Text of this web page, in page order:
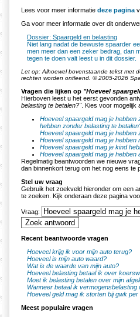
Lees voor meer informatie deze pagina
Ga voor meer informatie over dit
Dossier: Spaargeld en belasting
Niet lang nadat de bewuste spaarder
men meer dan een zeker bedrag, dan
tegen te doen valt leest u in dit dossier.
Let op: Alhoewel bovenstaande tekst met
rechten worden ontleend. © 2005-2026
Vragen die lijken op "Hoeveel
Hierboven leest u het eerst gevonden
belasting te betalen?". Kies voor mogelijk
Hoeveel spaargeld mag je
hebben zonder belasting te
Hoeveel spaargeld mag je hebben
Hoeveel spaargeld mag je hebben
Hoeveel spaargeld mag je kind
Hoeveel spaargeld mag je hebben
Regelmatig beantwoorden we nieuwe
dan binnenkort terug om het nog eens te
Stel uw vraag
Gebruik het zoekveld hieronder om een
te zoeken. Kijk onderaan deze pagina
Vraag:
Recent beantwoorde vragen
Hoeveel krijg ik voor mijn auto terug?
Hoeveel is mijn auto waard?
Wat is de waarde van mijn auto?
Hoeveel belasting betaal ik over
Moet ik belasting betalen over mijn
Wanneer betaal ik vermogensbelasting
Hoeveel geld mag ik storten bij gwk per
Meest populaire vragen